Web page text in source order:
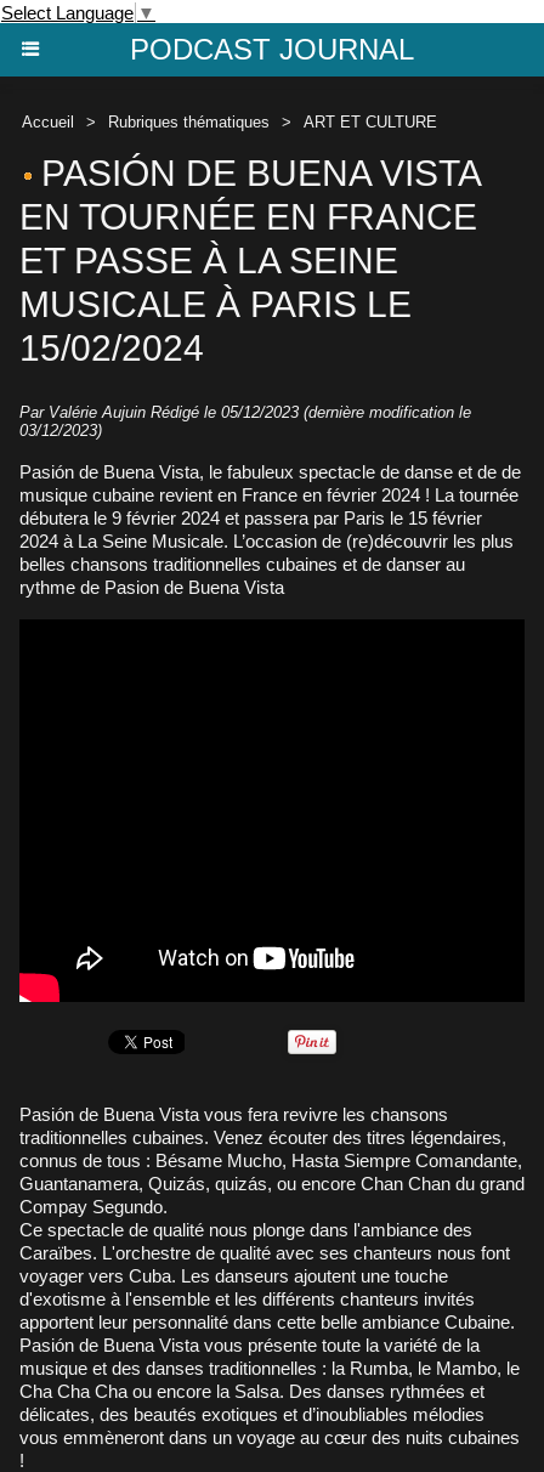
Select Language ▼
PODCAST JOURNAL
Accueil > Rubriques thématiques > ART ET CULTURE
PASIÓN DE BUENA VISTA
EN TOURNÉE EN FRANCE
ET PASSE À LA SEINE
MUSICALE À PARIS LE
15/02/2024
Par Valérie Aujuin Rédigé le 05/12/2023 (dernière modification le
03/12/2023)
Pasión de Buena Vista, le fabuleux spectacle de danse et de de
musique cubaine revient en France en février 2024 ! La tournée
débutera le 9 février 2024 et passera par Paris le 15 février
2024 à La Seine Musicale. L’occasion de (re)découvrir les plus
belles chansons traditionnelles cubaines et de danser au
rythme de Pasion de Buena Vista
Pasión de Buena Vista vous fera revivre les chansons
traditionnelles cubaines. Venez écouter des titres légendaires,
connus de tous : Bésame Mucho, Hasta Siempre Comandante,
Guantanamera, Quizás, quizás, ou encore Chan Chan du grand
Compay Segundo.
Ce spectacle de qualité nous plonge dans l'ambiance des
Caraïbes. L'orchestre de qualité avec ses chanteurs nous font
voyager vers Cuba. Les danseurs ajoutent une touche
d'exotisme à l'ensemble et les différents chanteurs invités
apportent leur personnalité dans cette belle ambiance Cubaine.
Pasión de Buena Vista vous présente toute la variété de la
musique et des danses traditionnelles : la Rumba, le Mambo, le
Cha Cha Cha ou encore la Salsa. Des danses rythmées et
délicates, des beautés exotiques et d’inoubliables mélodies
vous emmèneront dans un voyage au cœur des nuits cubaines
!